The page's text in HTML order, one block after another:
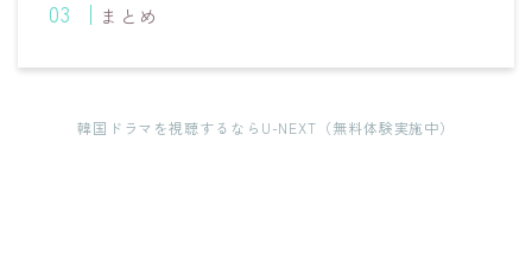
まとめ
韓国ドラマを視聴するならU-NEXT（無料体験実施中）